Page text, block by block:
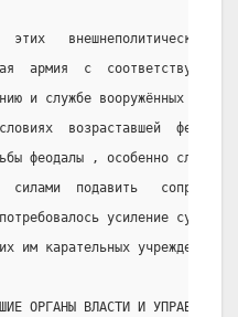
этих   внешнеполитических
армия  с
и службе вооружённых сил .
возраставшей
феодалы , особенно
силами  подавить
усиление суда
им карательных учреждений
ОРГАНЫ ВЛАСТИ И УПРАВЛЕНИЯ